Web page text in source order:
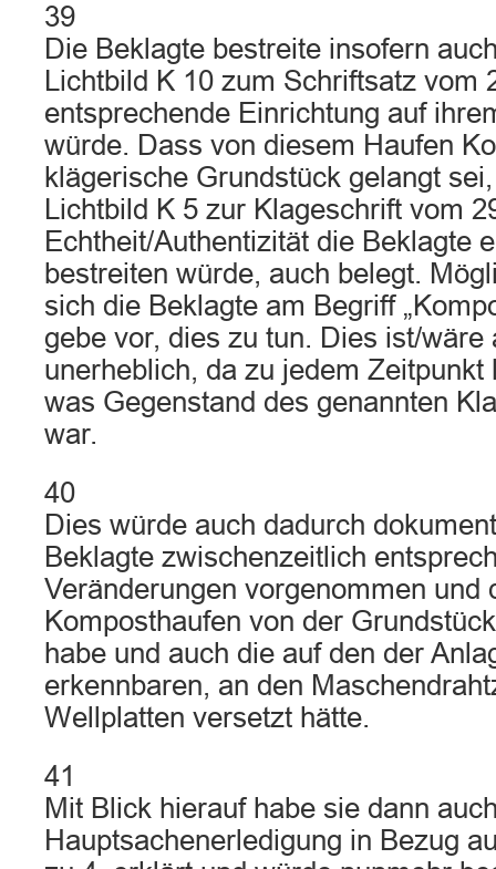
39
Die Beklagte bestreite insofern
Lichtbild K 10 zum Schriftsatz vom
entsprechende Einrichtung auf
würde. Dass von diesem Haufen
klägerische Grundstück gelangt
Lichtbild K 5 zur Klageschrift vom
Echtheit/Authentizität die Beklagte
bestreiten würde, auch belegt.
sich die Beklagte am Begriff
gebe vor, dies zu tun. Dies ist/wäre
unerheblich, da zu jedem Zeitpunkt
was Gegenstand des genannten
war.
40
Dies würde auch dadurch
Beklagte zwischenzeitlich
Veränderungen vorgenommen und
Komposthaufen von der
habe und auch die auf den der
erkennbaren, an den
Wellplatten versetzt hätte.
41
Mit Blick hierauf habe sie dann
Hauptsachenerledigung in Bezug